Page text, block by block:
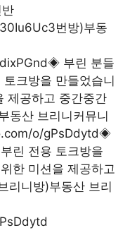
번방)부동
부린 분들
크방을 만들었습니
제공하고 중간중간
동산 브리니커뮤니
o/gPsDdytd◈
린 전용 토크방을
한 미션을 제공하고
리니방)부동산 브리